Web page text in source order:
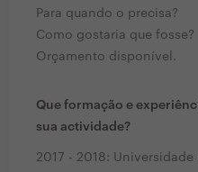
Para quando o precisa?
Como gostaria que fosse?
Orçamento disponível.
Que formação e
sua actividade?
2017 - 2018: Universidade